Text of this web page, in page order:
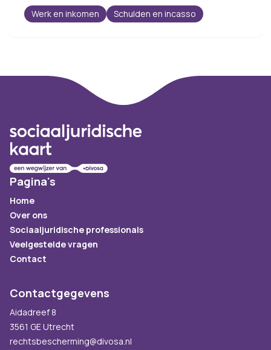
Werk en inkomen Schulden en incasso
Pagina's
Home
Over ons
Sociaaljuridische professionals
Veelgestelde vragen
Contact
Contactgegevens
Aidadreef 8
3561 GE Utrecht
rechtsbescherming@divosa.nl